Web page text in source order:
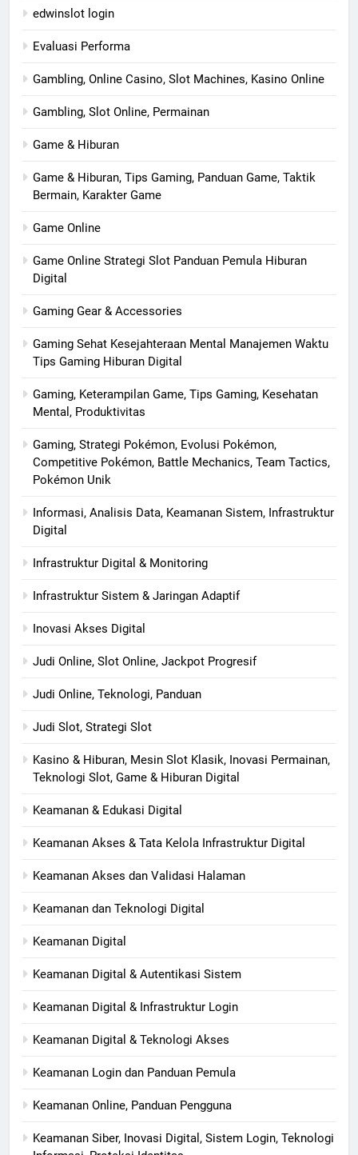
edwinslot login
Evaluasi Performa
Gambling, Online Casino, Slot Machines, Kasino Online
Gambling, Slot Online, Permainan
Game & Hiburan
Game & Hiburan, Tips Gaming, Panduan Game, Taktik
Bermain, Karakter Game
Game Online
Game Online Strategi Slot Panduan Pemula Hiburan
Digital
Gaming Gear & Accessories
Gaming Sehat Kesejahteraan Mental Manajemen Waktu
Tips Gaming Hiburan Digital
Gaming, Keterampilan Game, Tips Gaming, Kesehatan
Mental, Produktivitas
Gaming, Strategi Pokémon, Evolusi Pokémon,
Competitive Pokémon, Battle Mechanics, Team Tactics,
Pokémon Unik
Informasi, Analisis Data, Keamanan Sistem, Infrastruktur
Digital
Infrastruktur Digital & Monitoring
Infrastruktur Sistem & Jaringan Adaptif
Inovasi Akses Digital
Judi Online, Slot Online, Jackpot Progresif
Judi Online, Teknologi, Panduan
Judi Slot, Strategi Slot
Kasino & Hiburan, Mesin Slot Klasik, Inovasi Permainan,
Teknologi Slot, Game & Hiburan Digital
Keamanan & Edukasi Digital
Keamanan Akses & Tata Kelola Infrastruktur Digital
Keamanan Akses dan Validasi Halaman
Keamanan dan Teknologi Digital
Keamanan Digital
Keamanan Digital & Autentikasi Sistem
Keamanan Digital & Infrastruktur Login
Keamanan Digital & Teknologi Akses
Keamanan Login dan Panduan Pemula
Keamanan Online, Panduan Pengguna
Keamanan Siber, Inovasi Digital, Sistem Login, Teknologi